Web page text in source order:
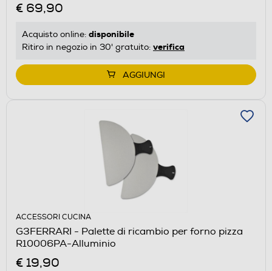
€ 69,90
Acquisto online: disponibile
Ritiro in negozio in 30' gratuito: verifica
AGGIUNGI
ACCESSORI CUCINA
G3FERRARI - Palette di ricambio per forno pizza
R10006PA-Alluminio
€ 19,90